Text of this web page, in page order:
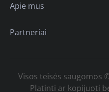
Apie mus
Partneriai
Visos teisės saugomos
Platinti ar kopijuoti